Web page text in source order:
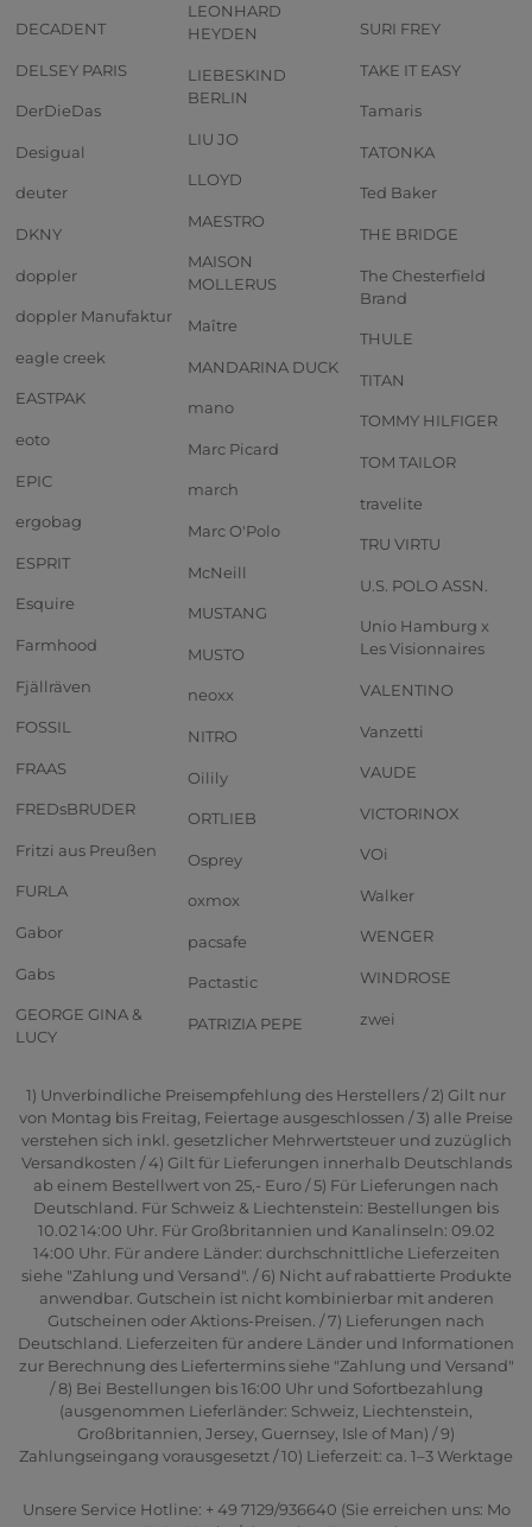
DECADENT
DELSEY PARIS
DerDieDas
Desigual
deuter
DKNY
doppler
doppler Manufaktur
eagle creek
EASTPAK
eoto
EPIC
ergobag
ESPRIT
Esquire
Farmhood
Fjällräven
FOSSIL
FRAAS
FREDsBRUDER
Fritzi aus Preußen
FURLA
Gabor
Gabs
GEORGE GINA &
LUCY
LEONHARD
HEYDEN
LIEBESKIND
BERLIN
LIU JO
LLOYD
MAESTRO
MAISON
MOLLERUS
Maître
MANDARINA DUCK
mano
Marc Picard
march
Marc O'Polo
McNeill
MUSTANG
MUSTO
neoxx
NITRO
Oilily
ORTLIEB
Osprey
oxmox
pacsafe
Pactastic
PATRIZIA PEPE
SURI FREY
TAKE IT EASY
Tamaris
TATONKA
Ted Baker
THE BRIDGE
The Chesterfield
Brand
THULE
TITAN
TOMMY HILFIGER
TOM TAILOR
travelite
TRU VIRTU
U.S. POLO ASSN.
Unio Hamburg x
Les Visionnaires
VALENTINO
Vanzetti
VAUDE
VICTORINOX
VOi
Walker
WENGER
WINDROSE
zwei
1) Unverbindliche Preisempfehlung des Herstellers / 2) Gilt nur
von Montag bis Freitag, Feiertage ausgeschlossen / 3) alle Preise
verstehen sich inkl. gesetzlicher Mehrwertsteuer und zuzüglich
Versandkosten / 4) Gilt für Lieferungen innerhalb Deutschlands
ab einem Bestellwert von 25,- Euro / 5) Für Lieferungen nach
Deutschland. Für Schweiz & Liechtenstein: Bestellungen bis
10.02 14:00 Uhr. Für Großbritannien und Kanalinseln: 09.02
14:00 Uhr. Für andere Länder: durchschnittliche Lieferzeiten
siehe "Zahlung und Versand". / 6) Nicht auf rabattierte Produkte
anwendbar. Gutschein ist nicht kombinierbar mit anderen
Gutscheinen oder Aktions-Preisen. / 7) Lieferungen nach
Deutschland. Lieferzeiten für andere Länder und Informationen
zur Berechnung des Liefertermins siehe "Zahlung und Versand"
/ 8) Bei Bestellungen bis 16:00 Uhr und Sofortbezahlung
(ausgenommen Lieferländer: Schweiz, Liechtenstein,
Großbritannien, Jersey, Guernsey, Isle of Man) / 9)
Zahlungseingang vorausgesetzt / 10) Lieferzeit: ca. 1–3 Werktage
Unsere Service Hotline: + 49 7129/936640 (Sie erreichen uns: Mo